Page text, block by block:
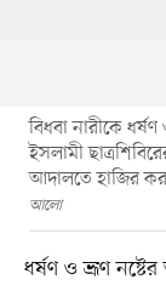
বিধবা নারীকে
ইসলামী
আদালতে হাজির
আলো
ধর্ষণ ও ভ্রূণ